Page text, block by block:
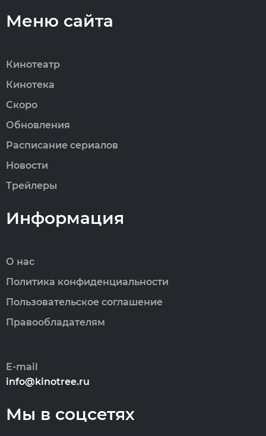
Меню сайта
Кинотеатр
Кинотека
Скоро
Обновления
Расписание сериалов
Новости
Трейлеры
Информация
О нас
Политика конфиденциальности
Пользовательское соглашение
Правообладателям
E-mail
info@kinotree.ru
Мы в соцсетях